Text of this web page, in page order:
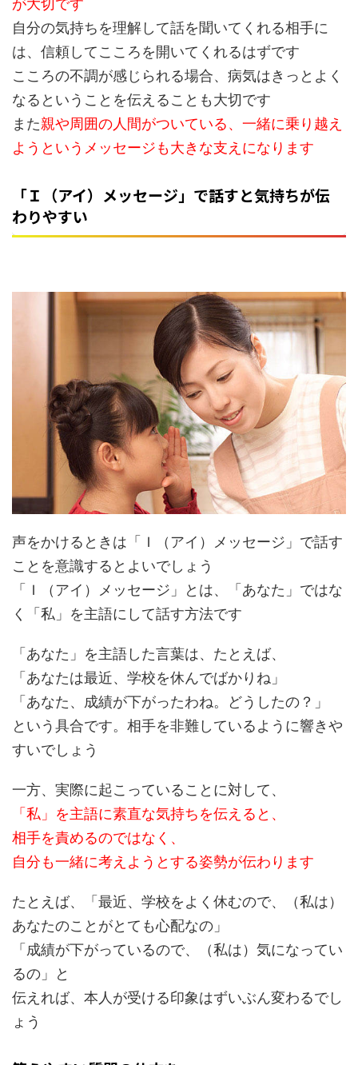
が大切です
自分の気持ちを理解して話を聞いてくれる相手に
は、信頼してこころを開いてくれるはずです
こころの不調が感じられる場合、病気はきっとよく
なるということを伝えることも大切です
また親や周囲の人間がついている、一緒に乗り越え
ようというメッセージも大きな支えになります
「Ｉ（アイ）メッセージ」で話すと気持ちが伝
わりやすい
声をかけるときは「Ｉ（アイ）メッセージ」で話す
ことを意識するとよいでしょう
「Ｉ（アイ）メッセージ」とは、「あなた」ではな
く「私」を主語にして話す方法です
「あなた」を主語した言葉は、たとえば、
「あなたは最近、学校を休んでばかりね」
「あなた、成績が下がったわね。どうしたの？」
という具合です。相手を非難しているように響きや
すいでしょう
一方、実際に起こっていることに対して、
「私」を主語に素直な気持ちを伝えると、
相手を責めるのではなく、
自分も一緒に考えようとする姿勢が伝わります
たとえば、「最近、学校をよく休むので、（私は）
あなたのことがとても心配なの」
「成績が下がっているので、（私は）気になってい
るの」と
伝えれば、本人が受ける印象はずいぶん変わるでし
ょう